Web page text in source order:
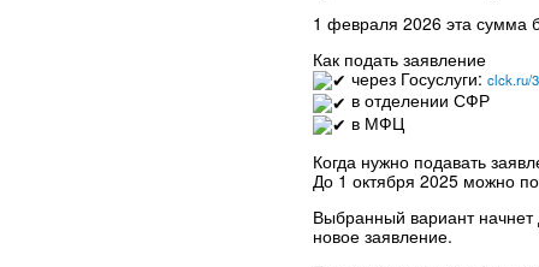
1 февраля 2026 эта сумма
Как подать заявление
через Госуслуги: clck.ru/
в отделении СФР
в МФЦ
Когда нужно подавать
До 1 октября 2025 можно
Выбранный вариант начнет
новое заявление.